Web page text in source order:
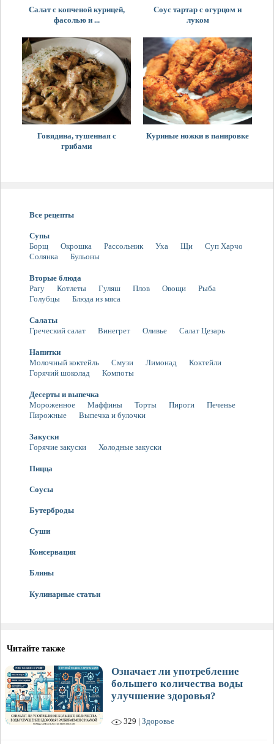
Салат с копченой курицей,
фасолью и ...
Соус тартар с огурцом и
луком
Говядина, тушенная с
грибами
Куриные ножки в панировке
Все рецепты
Супы
Борщ
Окрошка Рассольник Уха Щи
Суп Харчо
Солянка
Бульоны
Вторые блюда
Рагу
Котлеты Гуляш Плов Овощи
Рыба
Голубцы
Блюда из мяса
Салаты
Греческий салат
Винегрет Оливье Салат Цезарь
Напитки
Молочный коктейль
Смузи Лимонад
Коктейли
Горячий шоколад
Компоты
Десерты и выпечка
Мороженное
Маффины Торты Пироги
Печенье
Пирожные
Выпечка и булочки
Закуски
Горячие закуски
Холодные закуски
Пицца
Соусы
Бутерброды
Суши
Консервация
Блины
Кулинарные статьи
Читайте также
Означает ли употребление
большего количества воды
улучшение здоровья?
329 | Здоровье